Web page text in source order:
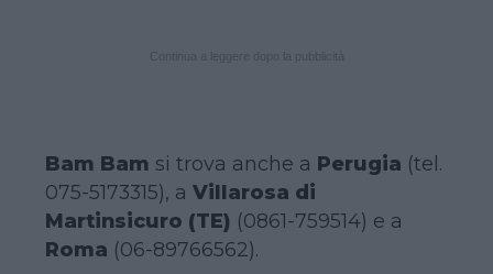
Bam Bam si trova anche a Perugia (tel.
075-5173315), a Villarosa di
Martinsicuro (TE) (0861-759514) e a
Roma (06-89766562).